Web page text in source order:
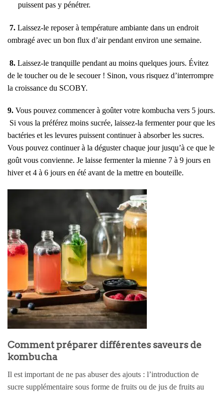
puissent pas y pénétrer.
7. Laissez-le reposer à température ambiante dans un endroit
ombragé avec un bon flux d’air pendant environ une semaine.
8. Laissez-le tranquille pendant au moins quelques jours. Évitez
de le toucher ou de le secouer ! Sinon, vous risquez d’interrompre
la croissance du SCOBY.
9. Vous pouvez commencer à goûter votre kombucha vers 5 jours.
Si vous la préférez moins sucrée, laissez-la fermenter pour que les
bactéries et les levures puissent continuer à absorber les sucres.
Vous pouvez continuer à la déguster chaque jour jusqu’à ce que le
goût vous convienne. Je laisse fermenter la mienne 7 à 9 jours en
hiver et 4 à 6 jours en été avant de la mettre en bouteille.
Comment préparer différentes saveurs de
kombucha
Il est important de ne pas abuser des ajouts : l’introduction de
sucre supplémentaire sous forme de fruits ou de jus de fruits au